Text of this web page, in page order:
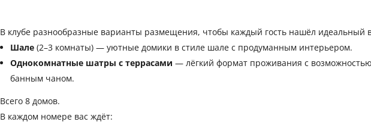
В клубе разнообразные варианты размещения, чтобы каждый гость нашёл идеальный
Шале (2–3 комнаты) — уютные домики в стиле шале с продуманным интерьером.
Однокомнатные шатры с террасами — лёгкий формат проживания с
банным чаном.
Всего 8 домов.
В каждом номере вас ждёт: